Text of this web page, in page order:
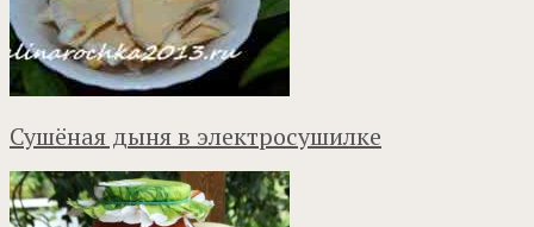
Сушёная дыня в электросушилке